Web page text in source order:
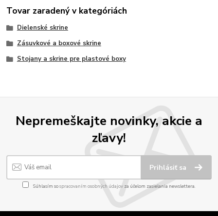
Tovar zaradený v kategóriách
Dielenské skrine
Zásuvkové a boxové skrine
Stojany a skrine pre plastové boxy
Nepremeškajte novinky, akcie a
zľavy!
Prihlásiť sa
Súhlasím sospracovaním osobných údajov za účelom zasielania newslettera.